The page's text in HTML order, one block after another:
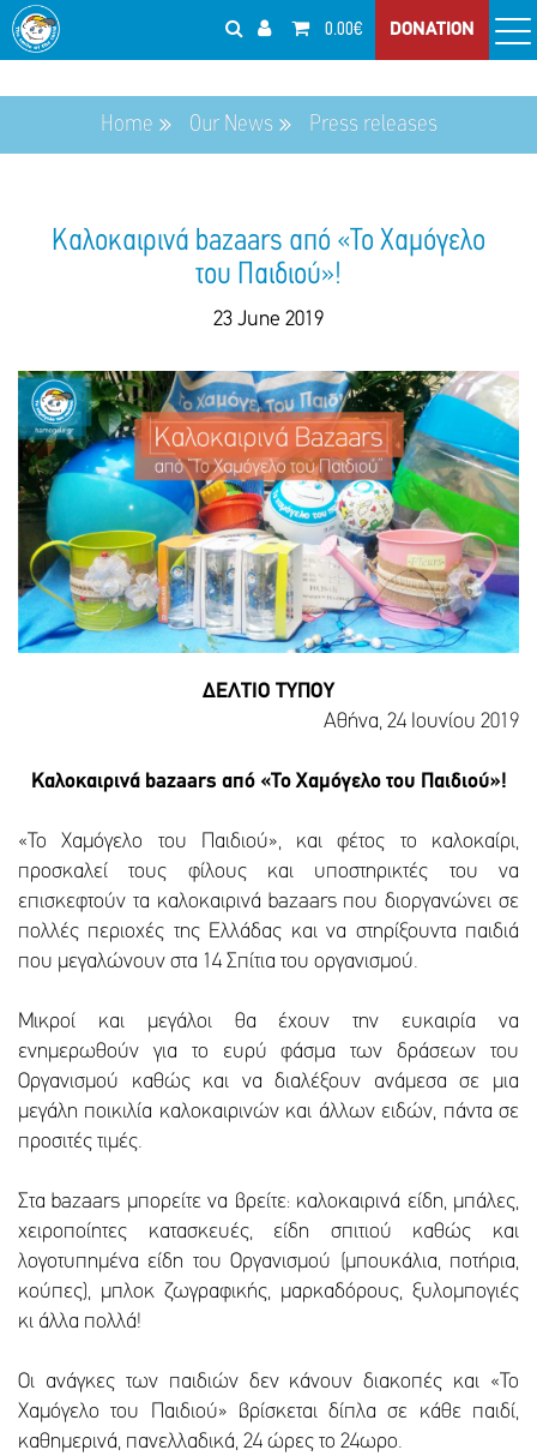
0.00€ DONATION
Home Our News Press releases
Καλοκαιρινά bazaars από «Το Χαμόγελο
του Παιδιού»!
23 June 2019
ΔΕΛΤΙΟ ΤΥΠΟΥ
Αθήνα, 24 Ιουνίου 2019
Καλοκαιρινά bazaars από «Το Χαμόγελο του Παιδιού»!
«Το Χαμόγελο του Παιδιού», και φέτος το καλοκαίρι,
προσκαλεί τους φίλους και υποστηρικτές του να
επισκεφτούν τα καλοκαιρινά bazaars που διοργανώνει σε
πολλές περιοχές της Ελλάδας και να στηρίξουντα παιδιά
που μεγαλώνουν στα 14 Σπίτια του οργανισμού.
Μικροί και μεγάλοι θα έχουν την ευκαιρία να
ενημερωθούν για το ευρύ φάσμα των δράσεων του
Οργανισμού καθώς και να διαλέξουν ανάμεσα σε μια
μεγάλη ποικιλία καλοκαιρινών και άλλων ειδών, πάντα σε
προσιτές τιμές.
Στα bazaars μπορείτε να βρείτε: καλοκαιρινά είδη, μπάλες,
χειροποίητες κατασκευές, είδη σπιτιού καθώς και
λογοτυπημένα είδη του Οργανισμού (μπουκάλια, ποτήρια,
κούπες), μπλοκ ζωγραφικής, μαρκαδόρους, ξυλομπογιές
κι άλλα πολλά!
Οι ανάγκες των παιδιών δεν κάνουν διακοπές και «Το
Χαμόγελο του Παιδιού» βρίσκεται δίπλα σε κάθε παιδί,
καθημερινά, πανελλαδικά, 24 ώρες το 24ωρο.